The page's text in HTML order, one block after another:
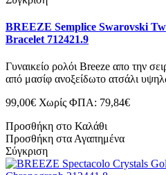
BREEZE Semplice Swarovski
Bracelet 712421.9
Γυναικείο ρολόι Breeze απο την
από μασίφ ανοξείδωτο ατσάλι
99,00€ Χωρίς ΦΠΑ: 79,84€
Προσθήκη στο Καλάθι
Προσθήκη στα Αγαπημένα
Σύγκριση